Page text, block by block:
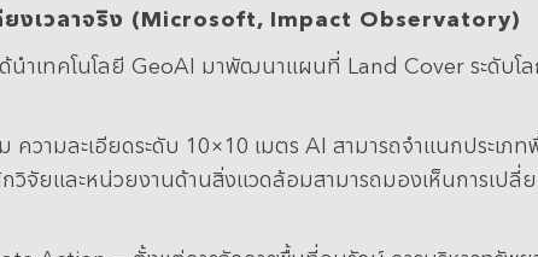
งเวลาจริง (Microsoft, Impact Observatory)
เทคโนโลยี GeoAI มาพัฒนาแผนที่ Land Cover ระดับโล
ความละเอียดระดับ 10×10 เมตร AI สามารถจำแนกประเภ
วิจัยและหน่วยงานด้านสิ่งแวดล้อมสามารถมองเห็นการเปลี่